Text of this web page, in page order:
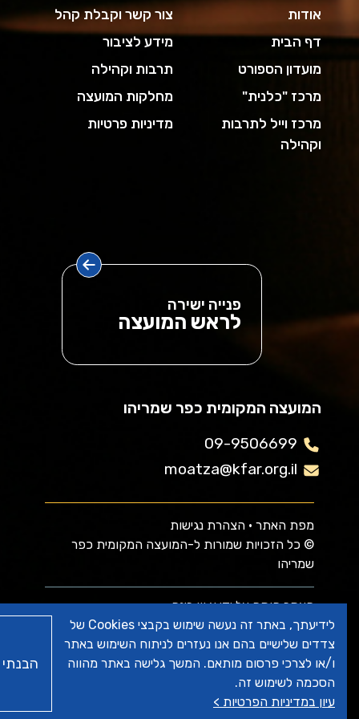
אודות
דף הבית
מועדון הספורט
מרכז "כלנית"
מרכז וייל לתרבות
וקהילה
צור קשר וקבלת קהל
מידע לציבור
תרבות וקהילה
מחלקות המועצה
מדיניות פרטיות
פנייה ישירה
לראש המועצה
המועצה המקומית כפר שמריהו
09-9506699
moatza@kfar.org.il
מפת האתר•הצהרת נגישות
© כל הזכויות שמורות ל-המועצה המקומית כפר
שמריהו
האתר פותח על ידיא.ש בינה
לידיעתך, באתר זה נעשה שימוש בקבצי Cookies של
צדדים שלישיים בהם אנו נעזרים לניתוח השימוש באתר
ו/או לצרכי פרסום מותאם. המשך גלישה באתר מהווה
הסכמה לשימוש זה.
עיון במדיניות הפרטיות >
הבנתי